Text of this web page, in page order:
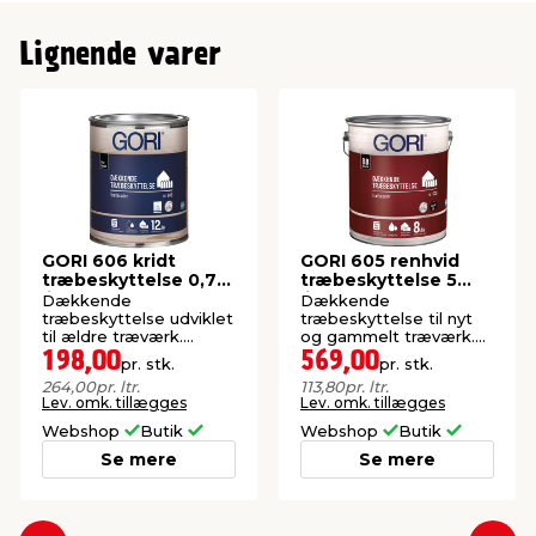
Lignende varer
GORI 606 kridt
træbeskyttelse 0,75
liter
Dækkende
træbeskyttelse udviklet
til ældre træværk.
Vandbaseret,
olieforstærket.
198,00pr. stk.
264,00pr. ltr.
Lev. omk. tillægges
Webshop Butik
Se mere
GORI 605 renhvid
træbeskyttelse 5
liter
Dækkende
træbeskyttelse til nyt
og gammelt træværk.
Oliebaseret.
569,00pr. stk.
113,80pr. ltr.
Lev. omk. tillægges
Webshop Butik
Se mere